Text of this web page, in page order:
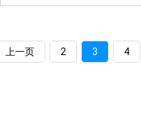
上一页 2 3 4